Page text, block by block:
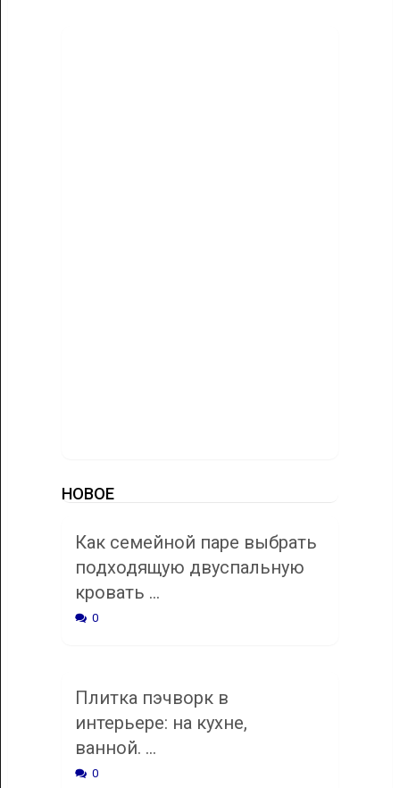
НОВОЕ
Как семейной паре выбрать
подходящую двуспальную
кровать …
0
Плитка пэчворк в
интерьере: на кухне,
ванной. …
0